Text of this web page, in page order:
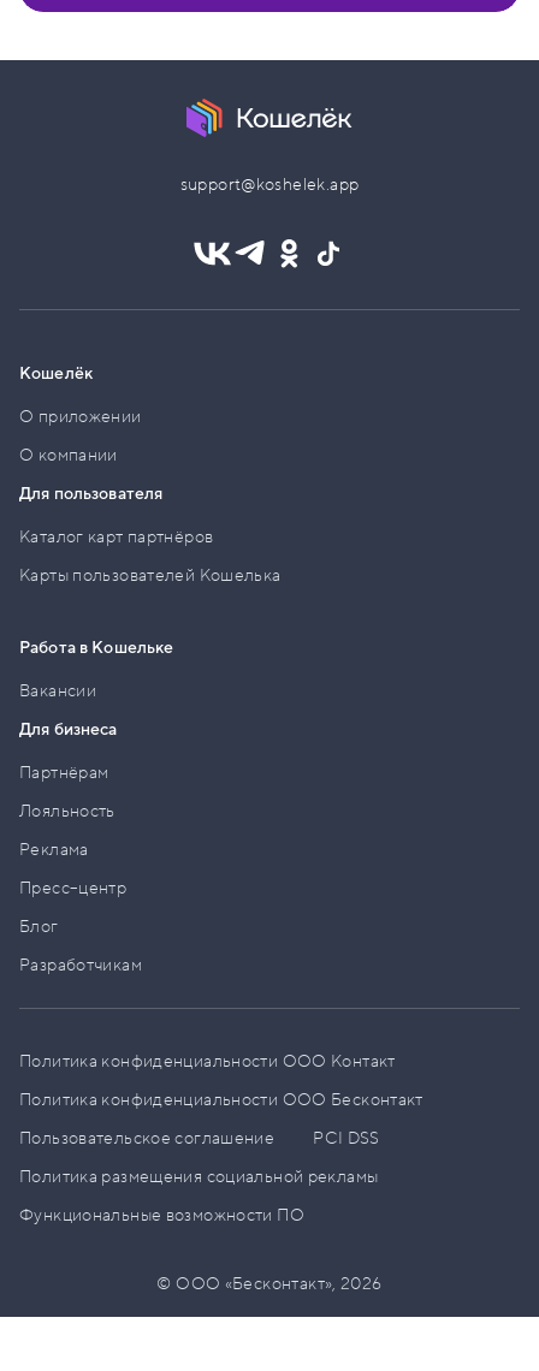
support@koshelek.app
Кошелёк
О приложении
О компании
Для пользователя
Каталог карт партнёров
Карты пользователей Кошелька
Работа в Кошельке
Вакансии
Для бизнеса
Партнёрам
Лояльность
Реклама
Пресс–центр
Блог
Разработчикам
Политика конфиденциальности ООО Контакт
Политика конфиденциальности ООО Бесконтакт
Пользовательское соглашение
PCI DSS
Политика размещения социальной рекламы
Функциональные возможности ПО
© ООО «Бесконтакт»,2026